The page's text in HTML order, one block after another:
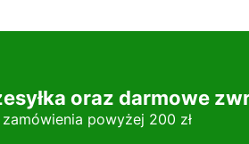
oraz darmowe
powyżej 200 zł